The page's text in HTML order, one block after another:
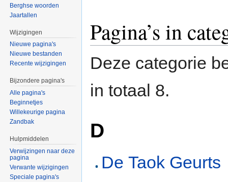
Pagina’s in
Deze categorie
in totaal 8.
D
De Taok Geurts
Berghse woorden
Jaartallen
Wijzigingen
Nieuwe pagina's
Nieuwe bestanden
Recente wijzigingen
Bijzondere pagina's
Alle pagina's
Beginnetjes
Willekeurige pagina
Zandbak
Hulpmiddelen
Verwijzingen naar deze
pagina
Verwante wijzigingen
Speciale pagina's